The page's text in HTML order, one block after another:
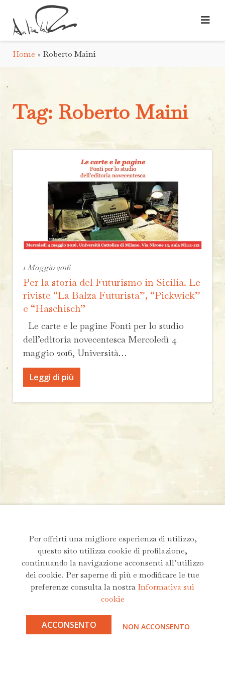
Home » Roberto Maini
Tag: Roberto Maini
1 Maggio 2016
Per la storia del Futurismo in Sicilia. Le
riviste “La Balza Futurista”, “Pickwick”
e “Haschisch”
Le carte e le pagine Fonti per lo studio
dell’editoria novecentesca Mercoledì 4
maggio 2016, Università…
Leggi di più
Per offrirti una migliore esperienza di utilizzo,
questo sito utilizza cookie di profilazione,
continuando la navigazione acconsenti all’utilizzo
dei cookie. Per saperne di più e modificare le tue
preferenze consulta la nostra Informativa sui
cookie
ACCONSENTO NON ACCONSENTO